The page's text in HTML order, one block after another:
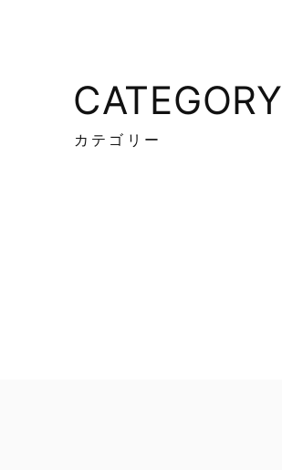
CATEGORY
カテゴリー